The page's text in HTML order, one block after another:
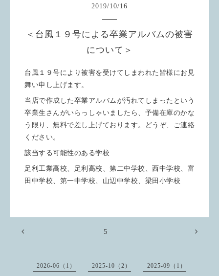
2019/10/16
＜台風１９号による卒業アルバムの被害
について＞
台風１９号により被害を受けてしまわれた皆様にお見
舞い申し上げます。
当店で作成した卒業アルバムが汚れてしまったという
卒業生さんがいらっしゃいましたら、予備在庫のかな
う限り、無料で差し上げております。どうぞ、ご連絡
ください。
該当する可能性のある学校
足利工業高校、足利高校、第二中学校、西中学校、富
田中学校、第一中学校、山辺中学校、梁田小学校
5
2026-06（1） 2025-10（2） 2025-09（1）